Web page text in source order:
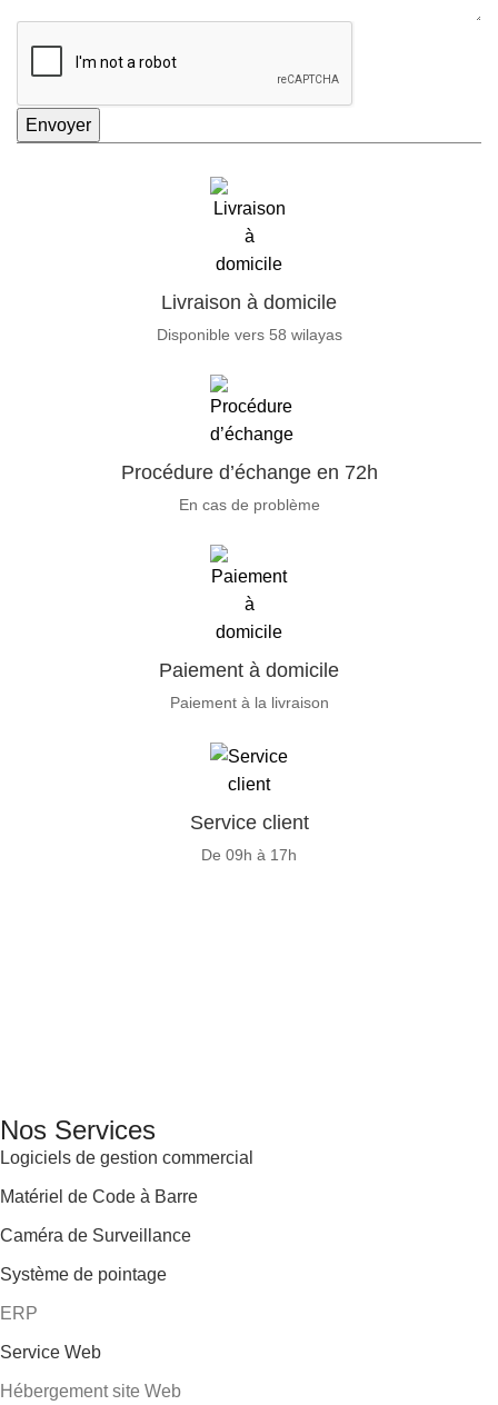
Envoyer
Livraison à domicile
Disponible vers 58 wilayas
Procédure d’échange en 72h
En cas de problème
Paiement à domicile
Paiement à la livraison
Service client
De 09h à 17h
Nos Services
Logiciels de gestion commercial
Matériel de Code à Barre
Caméra de Surveillance
Système de pointage
ERP
Service Web
Hébergement site Web